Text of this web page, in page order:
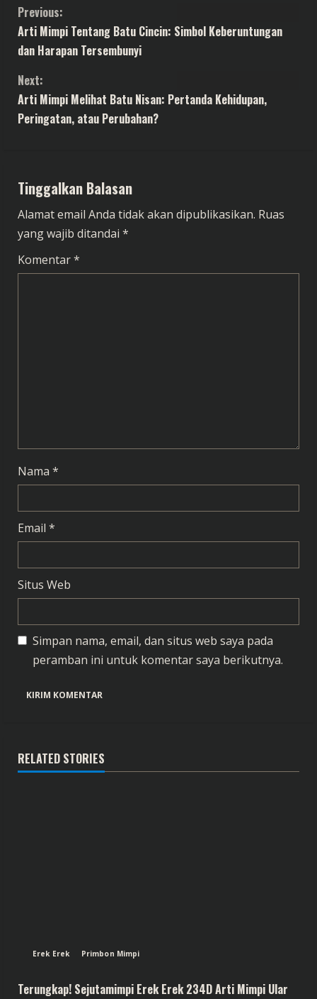
C
o
n
t
u
e
R
Previous:
Arti Mimpi Tentang Batu Cincin: Simbol Keberuntungan
dan Harapan Tersembunyi
Next:
Arti Mimpi Melihat Batu Nisan: Pertanda Kehidupan,
Peringatan, atau Perubahan?
Tinggalkan Balasan
Alamat email Anda tidak akan dipublikasikan. Ruas
yang wajib ditandai *
Komentar*
Nama *
Email *
Situs Web
Simpan nama, email, dan situs web saya pada
peramban ini untuk komentar saya berikutnya.
RELATED STORIES
Erek Erek Primbon Mimpi
Terungkap! Sejutamimpi Erek Erek 234D Arti Mimpi Ular